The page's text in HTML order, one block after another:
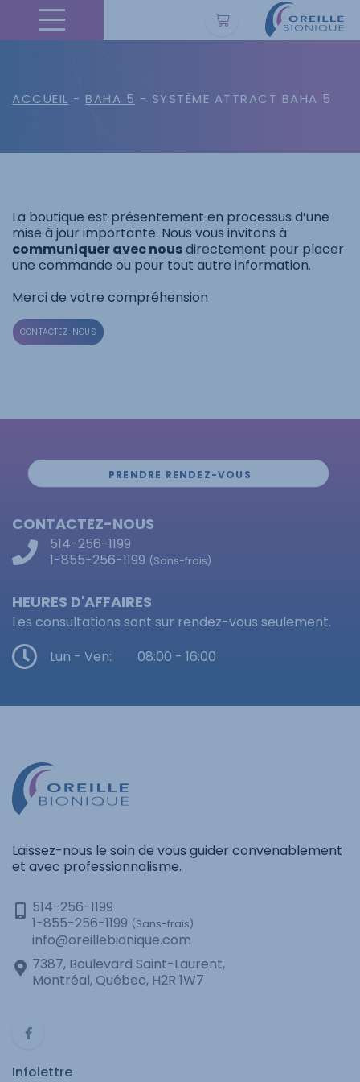
ACCUEIL - BAHA 5 - SYSTÈME ATTRACT BAHA 5
La boutique est présentement en processus d’une
mise à jour importante. Nous vous invitons à
communiquer avec nousdirectement pour placer
une commande ou pour tout autre information.
Merci de votre compréhension
CONTACTEZ-NOUS
PRENDRE RENDEZ-VOUS
CONTACTEZ-NOUS
514-256-1199
1-855-256-1199 (Sans-frais)
HEURES D'AFFAIRES
Les consultations sont sur rendez-vous seulement.
Lun - Ven:
08:00 - 16:00
Laissez-nous le soin de vous guider convenablement
et avec professionnalisme.
514-256-1199
1-855-256-1199 (Sans-frais)
info@oreillebionique.com
7387, Boulevard Saint-Laurent,
Montréal, Québec, H2R 1W7
Infolettre